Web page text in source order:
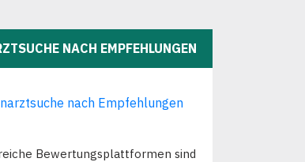
NACH EMPFEHLUNGEN
Bewertungsplattformen sind